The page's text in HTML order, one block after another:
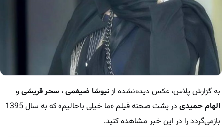
به گزارش پلاس، عکس دیده‌نشده از نیوشا ضیغمی، سحر قریشیو
الهام حمیدی
در پشت صحنه فیلم «ما خیلی باحالیم» که به سال 1395
بازمی‌گردد را در این خبر مشاهده کنید.